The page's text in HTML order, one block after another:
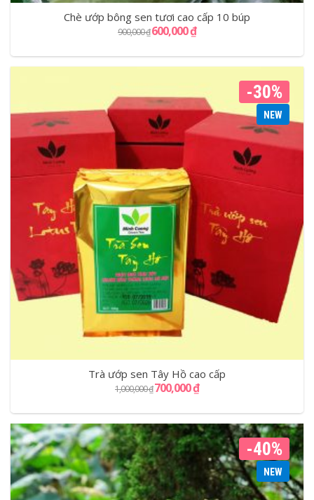
Chè ướp bông sen tươi cao cấp 10 búp
900,000₫600,000₫
-30%
NEW
Trà ướp sen Tây Hồ cao cấp
1,000,000₫700,000₫
-40%
NEW